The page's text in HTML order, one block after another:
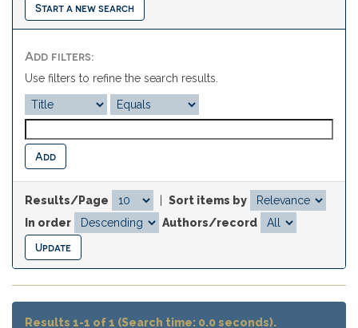
Start a new search
Add filters:
Use filters to refine the search results.
Results/Page
Sort items by
In order
Authors/record
Results 1-1 of 1 (Search time: 0.0 seconds).